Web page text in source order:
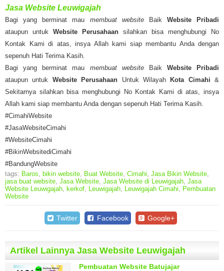
Jasa Website Leuwigajah
Bagi yang berminat mau membuat websiteBaik Website Pribadi
ataupun untuk Website Perusahaan silahkan bisa menghubungi No
Kontak Kami di atas, insya Allah kami siap membantu Anda dengan
sepenuh Hati Terima Kasih.
Bagi yang berminat mau membuat websiteBaik Website Pribadi
ataupun untuk Website Perusahaan Untuk WilayahKota Cimahi &
Sekitarnya silahkan bisa menghubungi No Kontak Kami di atas, insya
Allah kami siap membantu Anda dengan sepenuh Hati Terima Kasih.
#CimahiWebsite
#JasaWebsiteCimahi
#WebsiteCimahi
#BikinWebsitediCimahi
#BandungWebsite
tags: Baros bikin website Buat Website Cimahi Jasa Bikin Website
jasa buat website Jasa Website Jasa Website di Leuwigajah Jasa
Website Leuwigajah kerkof Leuwigajah Leuwigajah Cimahi
Pembuatan
Website
Twitter Facebook Google+
Artikel Lainnya Jasa Website Leuwigajah
Pembuatan Website Batujajar